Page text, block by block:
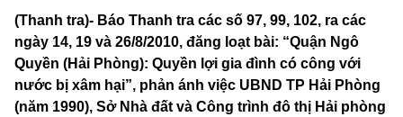
(Thanh tra)- Báo Thanh tra các số 97, 99, 102, ra các
ngày 14, 19 và 26/8/2010, đăng loạt bài: “Quận Ngô
Quyền (Hải Phòng): Quyền lợi gia đình có công với
nước bị xâm hại”, phản ánh việc UBND TP Hải Phòng
(năm 1990), Sở Nhà đất và Công trình đô thị Hải phòng